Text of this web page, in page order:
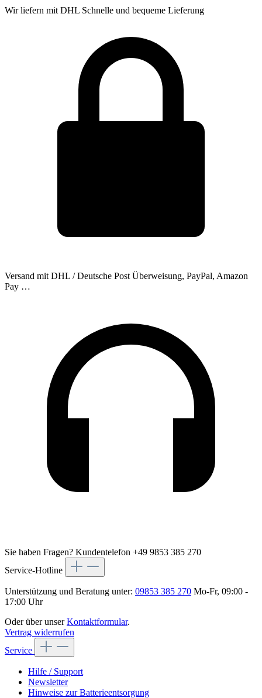
Wir liefern mit DHL Schnelle und bequeme Lieferung
Versand mit DHL / Deutsche Post Überweisung, PayPal, Amazon
Pay …
Sie haben Fragen? Kundentelefon +49 9853 385 270
Service-Hotline
Unterstützung und Beratung unter: 09853 385 270 Mo-Fr, 09:00 -
17:00 Uhr
Oder über unserKontaktformular.
Vertrag widerrufen
Service
Hilfe / Support
Newsletter
Hinweise zur Batterieentsorgung